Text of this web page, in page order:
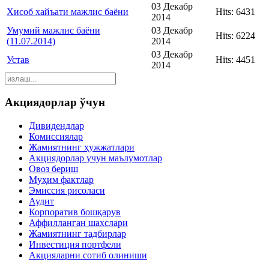
Хисоб хайъати мажлис баёни
03 Декабр
2014
Hits: 6431
Умумий мажлис баёни
(11.07.2014)
03 Декабр
2014
Hits: 6224
Устав
03 Декабр
2014
Hits: 4451
Акциядорлар ўчун
Дивидендлар
Комиссиялар
Жамиятнинг ҳужжатлари
Акциядорлар учун маълумотлар
Овоз бериш
Муҳим фактлар
Эмиссия рисоласи
Аудит
Корпоратив бошқарув
Аффилланган шахслари
Жамиятнинг тадбирлар
Инвестиция портфели
Акцияларни сотиб олиниши